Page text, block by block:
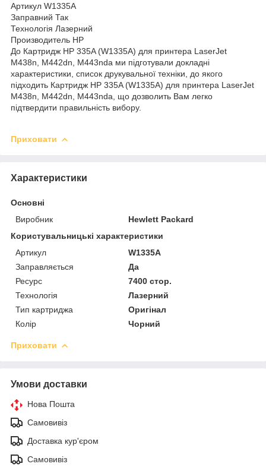
Артикул W1335A
Заправний Так
Технологія Лазерний
Производитель HP
До Картридж HP 335A (W1335A) для принтера LaserJet
M438n, M442dn, M443nda ми підготували докладні
характеристики, список друкувальної техніки, до якого
підходить Картридж HP 335A (W1335A) для принтера LaserJet
M438n, M442dn, M443nda, що дозволить Вам легко
підтвердити правильність вибору.
Приховати
Характеристики
Основні
Виробник
Hewlett Packard
Користувальницькі характеристики
Артикул
W1335A
Заправляється
Да
Ресурс
7400 стор.
Технологія
Лазерний
Тип картриджа
Оригінал
Колір
Чорний
Приховати
Умови доставки
Нова Пошта
Самовивіз
Доставка кур'єром
Самовивіз